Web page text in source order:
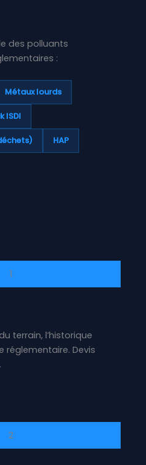
des polluants
:
Métaux lourds
ISDI
HAP
1
terrain, l’historique
réglementaire. Devis
2